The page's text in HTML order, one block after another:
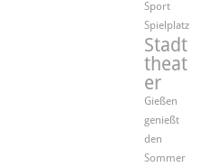
Sport
Spielplatz
Stadt
theat
er
Gießen
genießt
den
Sommer